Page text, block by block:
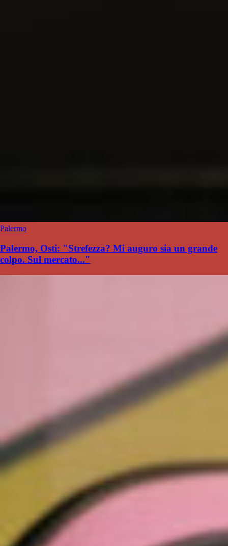
Palermo
Palermo, Osti: "Strefezza? Mi auguro sia un grande
colpo. Sul mercato..."